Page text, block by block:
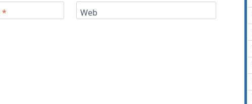
* Web